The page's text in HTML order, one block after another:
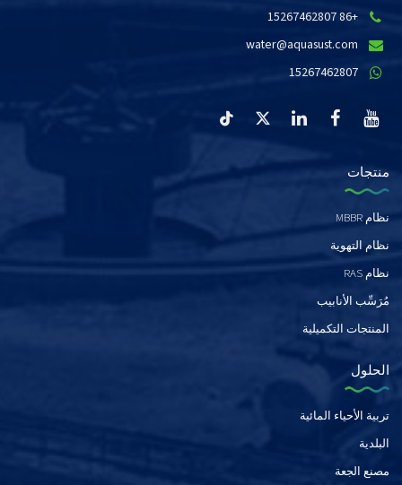
+86 15267462807
water@aquasust.com
15267462807
منتجات
نظام MBBR
نظام التهوية
نظام RAS
مُرَسِّب الأنابيب
المنتجات التكميلية
الحلول
تربية الأحياء المائية
البلدية
مصنع الجعة